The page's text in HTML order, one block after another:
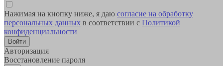
Нажимая на кнопку ниже, я даю согласие на обработку
персональных данных в соответствии с Политикой
конфиденциальности
Авторизация
Восстановление пароля